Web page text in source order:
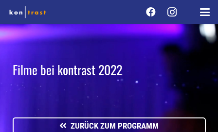
Filme bei kontrast 2022
ZURÜCK ZUM PROGRAMM